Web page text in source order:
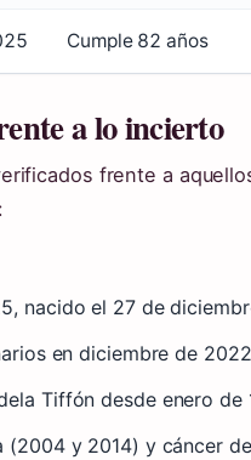
Cumple 82 años
a lo incierto
frente a
nacido el 27 de
en diciembre de 2022
Tiffón desde enero de
(2004 y 2014) y cáncer